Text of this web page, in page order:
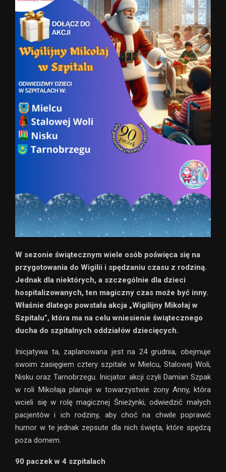
W sezonie świątecznym wiele osób poświęca się na
przygotowania do Wigilii i spędzaniu czasu z rodziną.
Jednak dla niektórych, a szczególnie dla dzieci
hospitalizowanych, ten magiczny czas może być inny.
Właśnie dlatego powstała akcja „Wigilijny Mikołaj w
Szpitalu”, która ma na celu wniesienie świątecznego
ducha do szpitalnych oddziałów dziecięcych.
Inicjatywa ta, zaplanowana jest na 24 grudnia, obejmuje
swoim zasięgiem cztery szpitale w Mielcu, Stalowej Woli,
Nisku oraz Tarnobrzegu. Inicjator akcji czyli Damian Szpak
w roli Mikołaja planuje w towarzystwie żony Anny, która
wcieli się w rolę magicznej Śnieżynki, odwiedzić małych
pacjentów i ich rodziny, aby choć na chwile poprawić
humor w te jednak zepsute dla nich święta, które spędzą
poza domem.
90 paczek w 4 szpitalach